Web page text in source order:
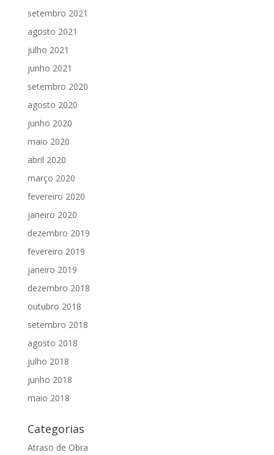
setembro 2021
agosto 2021
julho 2021
junho 2021
setembro 2020
agosto 2020
junho 2020
maio 2020
abril 2020
março 2020
fevereiro 2020
janeiro 2020
dezembro 2019
fevereiro 2019
janeiro 2019
dezembro 2018
outubro 2018
setembro 2018
agosto 2018
julho 2018
junho 2018
maio 2018
Categorias
Atraso de Obra